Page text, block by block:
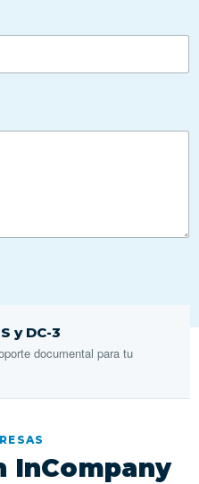
y DC-3
documental para tu
InCompany